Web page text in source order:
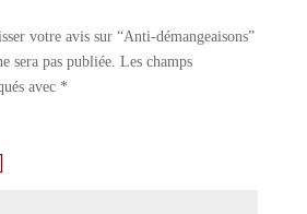
votre avis sur “Anti-démangeaisons”
sera pas publiée. Les champs
avec *